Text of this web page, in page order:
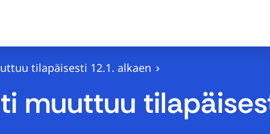
tilapäisesti 12.1. alkaen
muuttuu